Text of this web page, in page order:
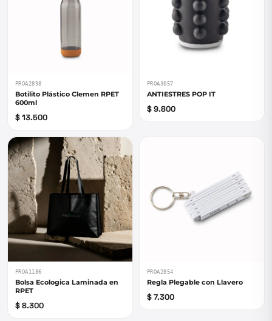
PROA2898
Botilito Plástico Clemen RPET
600ml
$ 13.500
PROA3057
ANTIESTRES POP IT
$ 9.800
PROA1186
Bolsa Ecologica Laminada en
RPET
$ 8.300
PROA2854
Regla Plegable con Llavero
$ 7.300